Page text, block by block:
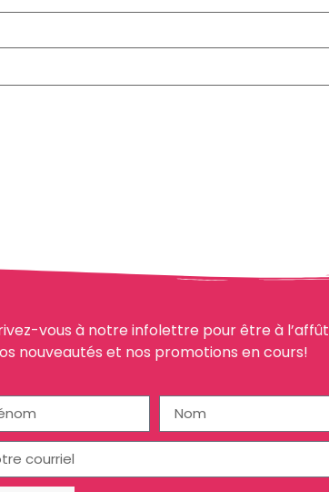
vous à notre infolettre pour être à l’affût
nouveautés et nos promotions en cours!